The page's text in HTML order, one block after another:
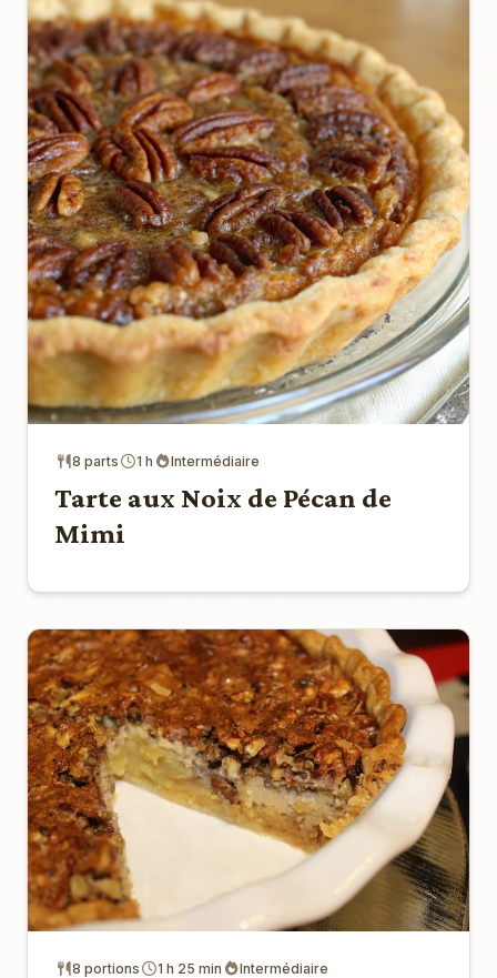
8 parts 1 h Intermédiaire
Tarte aux Noix de Pécan de
Mimi
8 portions 1 h 25 min Intermédiaire